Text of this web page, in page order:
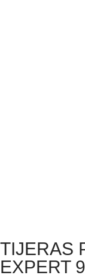
TIJERAS
EXPERT